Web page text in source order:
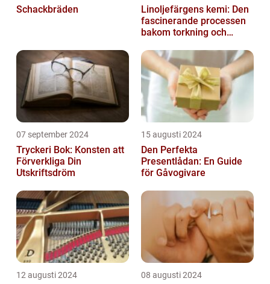
Schackbräden
Linoljefärgens kemi: Den
fascinerande processen
bakom torkning och
07 september 2024
Tryckeri Bok: Konsten att
Förverkliga Din
Utskriftsdröm
15 augusti 2024
Den Perfekta
Presentlådan: En Guide
för Gåvogivare
12 augusti 2024 08 augusti 2024